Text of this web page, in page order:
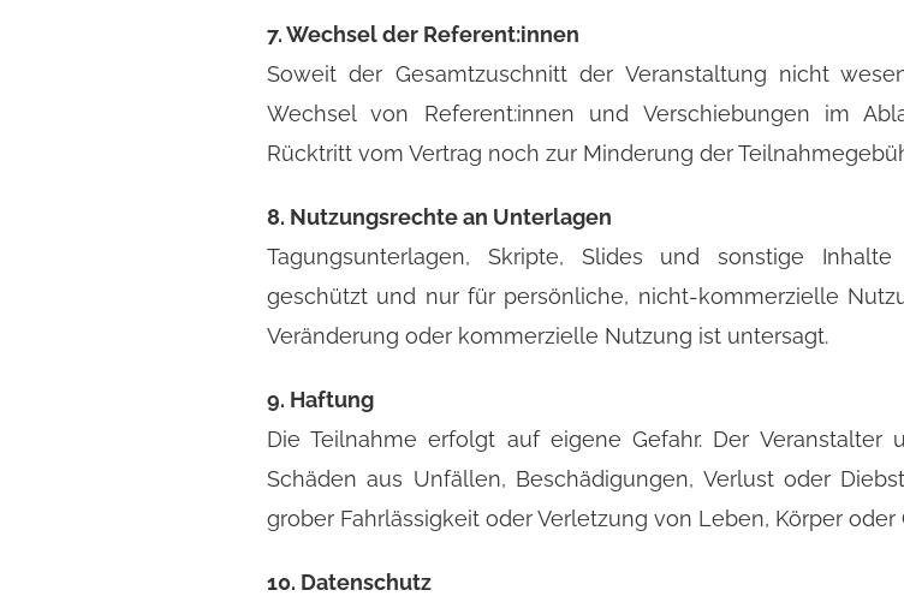
7. Wechsel der Referent:innen
Soweit der Gesamtzuschnitt der Veranstaltung nicht
Wechsel von Referent:innen und Verschiebungen im
Rücktritt vom Vertrag noch zur Minderung der
8. Nutzungsrechte an Unterlagen
Tagungsunterlagen, Skripte, Slides und sonstige
geschützt und nur für persönliche, nicht-kommerzielle
Veränderung oder kommerzielle Nutzung ist untersagt.
9. Haftung
Die Teilnahme erfolgt auf eigene Gefahr. Der
Schäden aus Unfällen, Beschädigungen, Verlust oder
grober Fahrlässigkeit oder Verletzung von Leben, Körper oder
10. Datenschutz